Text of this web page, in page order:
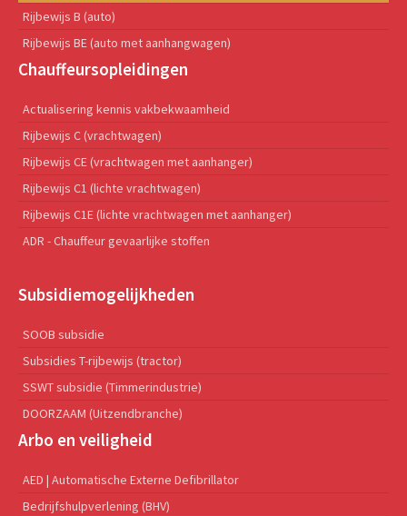
Rijbewijs B (auto)
Rijbewijs BE (auto met aanhangwagen)
Chauffeursopleidingen
Actualisering kennis vakbekwaamheid
Rijbewijs C (vrachtwagen)
Rijbewijs CE (vrachtwagen met aanhanger)
Rijbewijs C1 (lichte vrachtwagen)
Rijbewijs C1E (lichte vrachtwagen met aanhanger)
ADR - Chauffeur gevaarlijke stoffen
Subsidiemogelijkheden
SOOB subsidie
Subsidies T-rijbewijs (tractor)
SSWT subsidie (Timmerindustrie)
DOORZAAM (Uitzendbranche)
Arbo en veiligheid
AED | Automatische Externe Defibrillator
Bedrijfshulpverlening (BHV)